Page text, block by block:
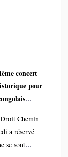
concert
pour
au total
solo
Chemin
a réservé
se sont